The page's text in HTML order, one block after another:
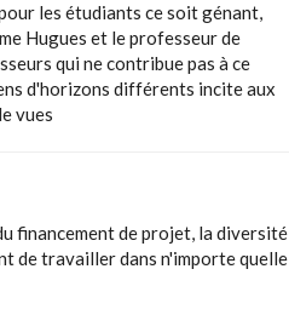
les étudiants ce soit génant,
Hugues et le professeur de
qui ne contribue pas à ce
d'horizons différents incite aux
vues
financement de projet, la diversité
de travailler dans n'importe quelle